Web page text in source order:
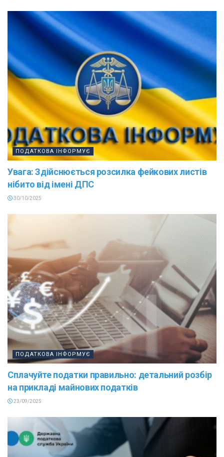
ПОДАТКОВА ІНФОРМУЄ
Увага: Здійснюється розсилка фейкових листів
нібито від імені ДПС
30/10/2025
ПОДАТКОВА ІНФОРМУЄ
Сплачуйте податки правильно: детальний розбір
на прикладі майнових податків
23/09/2025